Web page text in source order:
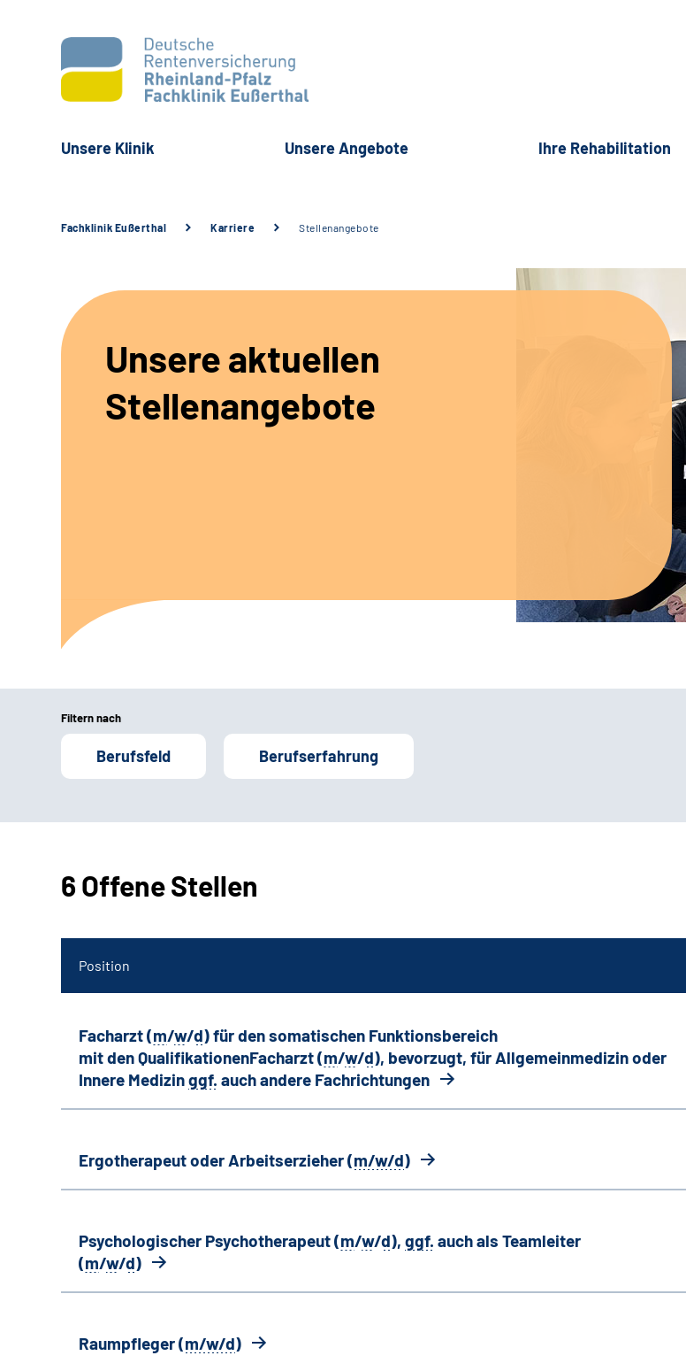
Unsere Klinik Unsere Angebote Ihre Rehabilitation
Fachklinik Eußerthal Karriere Stellenangebote
Unsere aktuellen
Stellenangebote
Filtern nach
Berufsfeld Berufserfahrung
6 Offene Stellen
Position
Facharzt (m/w/d) für den somatischen Funktionsbereich
mit den QualifikationenFacharzt (m/w/d), bevorzugt, für Allgemeinmedizin oder
Innere Medizinggf. auch andere Fachrichtungen
Ergotherapeut oder Arbeitserzieher (m/w/d)
Psychologischer Psychotherapeut (m/w/d), ggf. auch als Teamleiter
(m/w/d)
Raumpfleger (m/w/d)